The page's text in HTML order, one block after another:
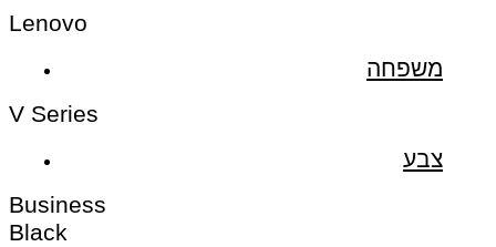
Lenovo
משפחה
V Series
צבע
Business
Black